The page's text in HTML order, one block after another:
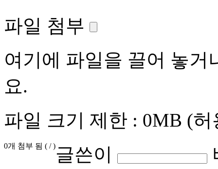
파일 첨부
여기에 파일을 끌어 놓거
요.
파일 크기 제한 : 0MB (허
0개 첨부 됨 ( /)글쓴이